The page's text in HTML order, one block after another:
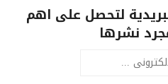
لتحصل على اهم
نشرها